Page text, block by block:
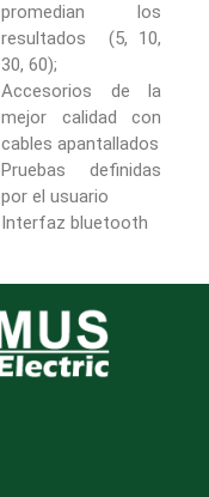
promedian los
resultados (5, 10,
30, 60);
Accesorios de la
mejor calidad con
cables apantallados
Pruebas definidas
por el usuario
Interfaz bluetooth